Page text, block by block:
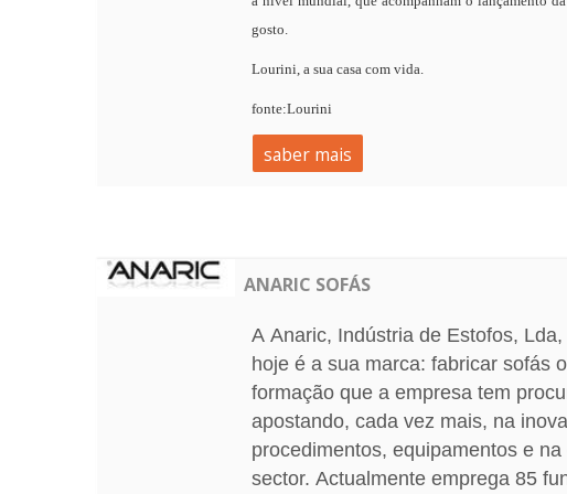
gosto.
Lourini, a sua casa com vida.
fonte:Lourini
saber mais
ANARIC SOFÁS
A Anaric, Indústria de Estofos,
hoje é a sua marca: fabricar sofás
formação que a empresa tem
apostando, cada vez mais, na
procedimentos, equipamentos e
sector. Actualmente emprega 85